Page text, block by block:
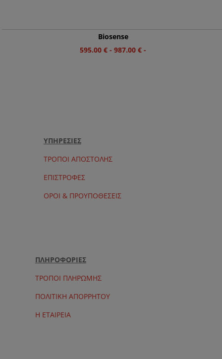
Biosense
595.00€ -987.00€ -
ΥΠΗΡΕΣΙΕΣ
ΤΡΟΠΟΙ ΑΠΟΣΤΟΛΗΣ
ΕΠΙΣΤΡΟΦΕΣ
ΟΡΟΙ & ΠΡΟΥΠΟΘΕΣΕΙΣ
ΠΛΗΡΟΦΟΡΙΕΣ
ΤΡΟΠΟΙ ΠΛΗΡΩΜΗΣ
ΠΟΛΙΤΙΚΗ ΑΠΟΡΡΗΤΟΥ
Η ΕΤΑΙΡΕΙΑ